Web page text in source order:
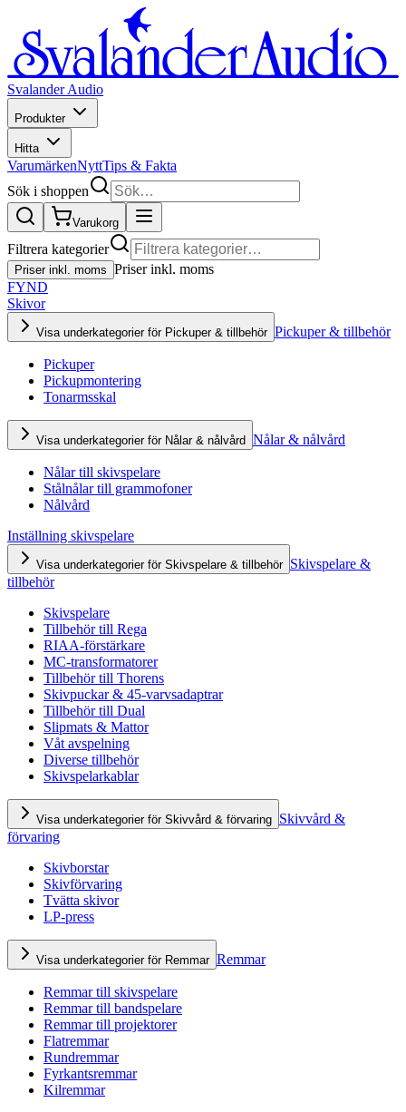
Svalander Audio
Produkter
Hitta
VarumärkenNyttTips & Fakta
Sök i shoppen
Varukorg
Filtrera kategorier
Priser inkl. moms Priser inkl. moms
FYND
Skivor
Visa underkategorier för Pickuper & tillbehör Pickuper & tillbehör
Pickuper
Pickupmontering
Tonarmsskal
Visa underkategorier för Nålar & nålvård Nålar & nålvård
Nålar till skivspelare
Stålnålar till grammofoner
Nålvård
Inställning skivspelare
Visa underkategorier för Skivspelare & tillbehör Skivspelare &
tillbehör
Skivspelare
Tillbehör till Rega
RIAA-förstärkare
MC-transformatorer
Tillbehör till Thorens
Skivpuckar & 45-varvsadaptrar
Tillbehör till Dual
Slipmats & Mattor
Våt avspelning
Diverse tillbehör
Skivspelarkablar
Visa underkategorier för Skivvård & förvaring Skivvård &
förvaring
Skivborstar
Skivförvaring
Tvätta skivor
LP-press
Visa underkategorier för Remmar Remmar
Remmar till skivspelare
Remmar till bandspelare
Remmar till projektorer
Flatremmar
Rundremmar
Fyrkantsremmar
Kilremmar